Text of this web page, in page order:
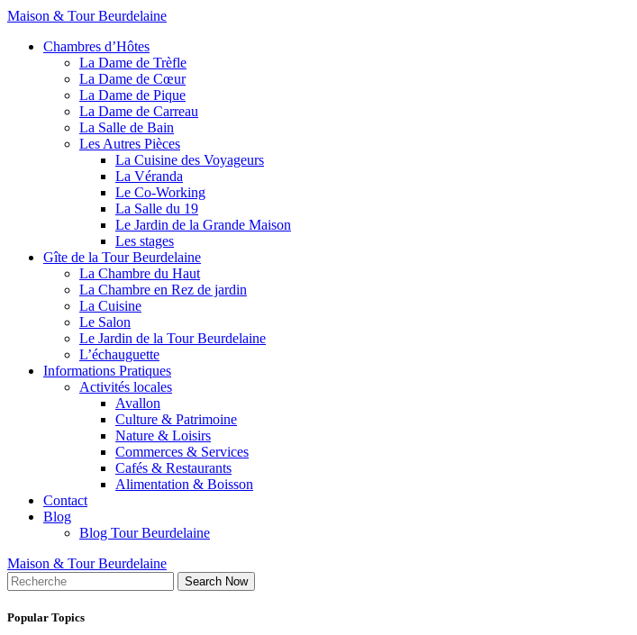
Maison & Tour Beurdelaine
Chambres d’Hôtes
La Dame de Trèfle
La Dame de Cœur
La Dame de Pique
La Dame de Carreau
La Salle de Bain
Les Autres Pièces
La Cuisine des Voyageurs
La Véranda
Le Co-Working
La Salle du 19
Le Jardin de la Grande Maison
Les stages
Gîte de la Tour Beurdelaine
La Chambre du Haut
La Chambre en Rez de jardin
La Cuisine
Le Salon
Le Jardin de la Tour Beurdelaine
L’échauguette
Informations Pratiques
Activités locales
Avallon
Culture & Patrimoine
Nature & Loisirs
Commerces & Services
Cafés & Restaurants
Alimentation & Boisson
Contact
Blog
Blog Tour Beurdelaine
Maison & Tour Beurdelaine
Search Now
Popular Topics